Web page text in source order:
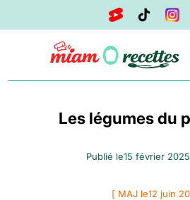
Les légumes du
Publié le15 février 2025
[ MAJ le12 juin